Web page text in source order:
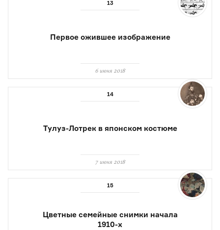
Первое ожившее изображение
6 июня 2018
Тулуз-Лотрек в японском костюме
7 июня 2018
Цветные семейные снимки начала
1910-х